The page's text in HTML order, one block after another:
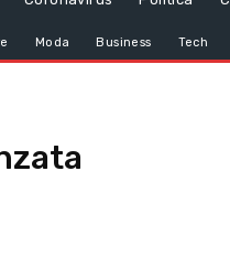
Moda Business Tech